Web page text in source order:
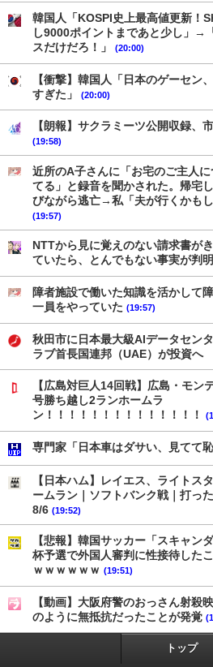
韓国人「KOSPI史上最高値更新！
し9000ポイントまであと少し」→
スだけだろ！」
(20:00)
【衝撃】韓国人「日本のゲーセン
すぎた」
(20:00)
【朗報】サクラミーツ公開収録、
(19:58)
近所のA子さんに「お宅のご主人
てる」と録音を聞かされた。帰宅
びながら逃亡→私「夫が行くかも
(19:57)
NTTから見に覚えのない請求書が
ていたら、とんでもない事実が判
障者施設で働いた知識を活かして
一員をやっていた (19:57)
秋田市に日本最大級AIデータセン
ラブ首長国連邦（UAE）が投資
【広島対巨人14回戦】広島・モン
号勝ち越し2ランホームラ
ン！！！！！！！！！！！！！！
専門家「日本車はダサい、見てて
【日本ハム】レイエス、ライトス
ームラン｜ソフトバンク戦｜打っ
8/6 (19:52)
【悲報】韓国サッカー「スキャン
杯予選で外国人審判に性接待した
ｗｗｗｗｗｗ (19:51)
【動画】大阪府警のおっさん射殺
のように無抵抗だったことが発覚
トップ